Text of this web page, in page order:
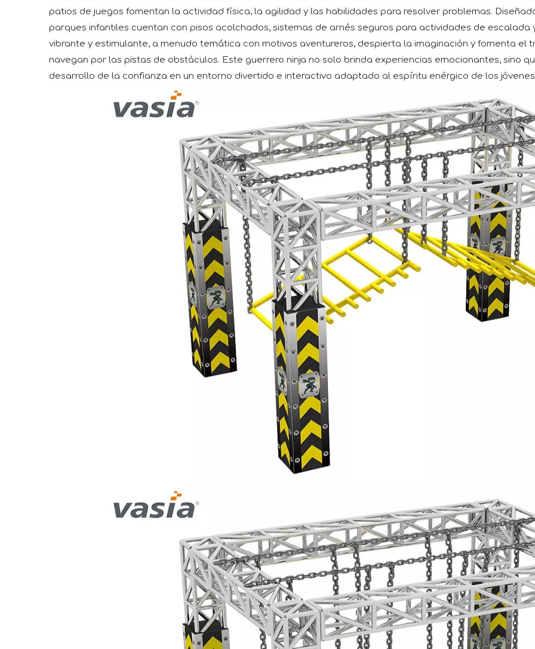
patios de juegos fomentan la actividad física, la agilidad y las habilidades para resolver problemas.
parques infantiles cuentan con pisos acolchados, sistemas de arnés seguros para actividades de
vibrante y estimulante, a menudo temática con motivos aventureros, despierta la imaginación y fomenta el
navegan por las pistas de obstáculos. Este guerrero ninja no solo brinda experiencias emocionantes, sino
desarrollo de la confianza en un entorno divertido e interactivo adaptado al espíritu enérgico de los